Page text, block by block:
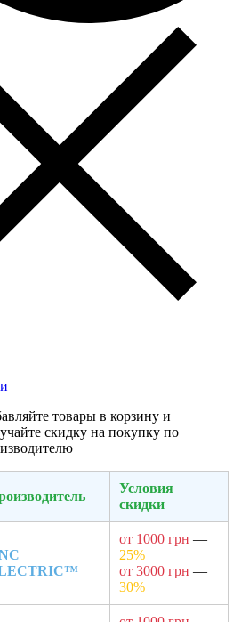
товары в корзину и
скидку на покупку по
Условия
скидки
от 1000 грн —
25%
от 3000 грн —
30%